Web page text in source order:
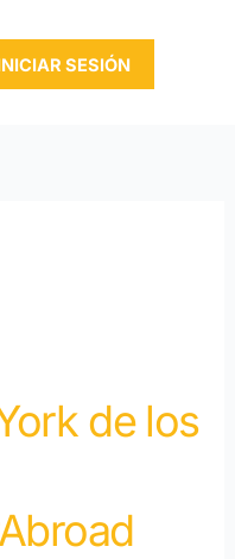
SESIÓN
de los